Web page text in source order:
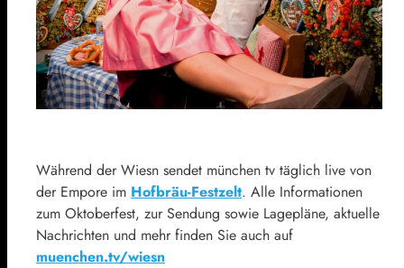
Während der Wiesn sendet münchen tv täglich live von
der Empore im Hofbräu-Festzelt. Alle Informationen
zum Oktoberfest, zur Sendung sowie Lagepläne, aktuelle
Nachrichten und mehr finden Sie auch auf
muenchen.tv/wiesn